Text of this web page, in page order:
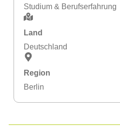
Studium & Berufserfahrung
Land
Deutschland
Region
Berlin